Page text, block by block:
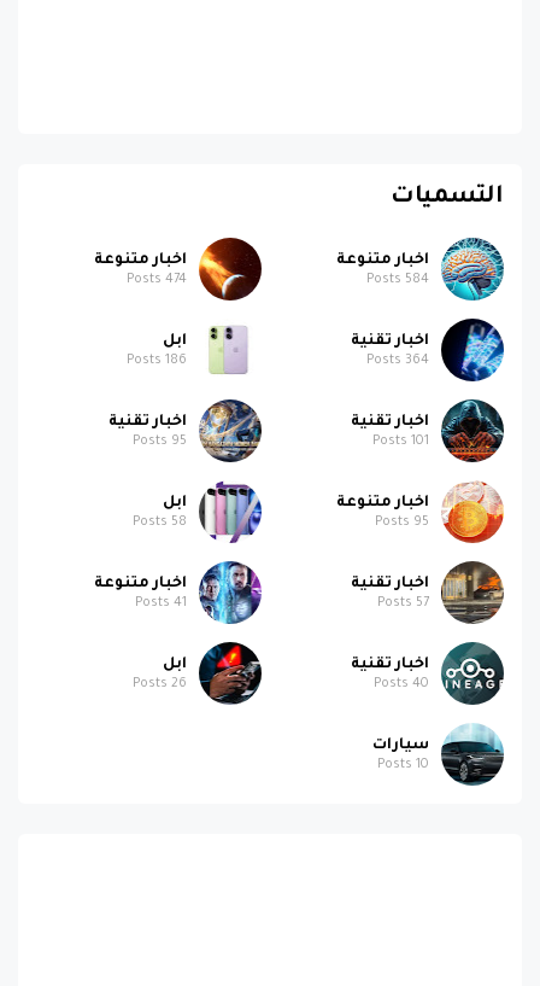
التسميات
اخبار متنوعة
584
اخبار متنوعة
474
اخبار تقنية
364
ابل
186
اخبار تقنية
101
اخبار تقنية
95
اخبار متنوعة
95
ابل
58
اخبار تقنية
57
اخبار متنوعة
41
اخبار تقنية
40
ابل
26
سيارات
10